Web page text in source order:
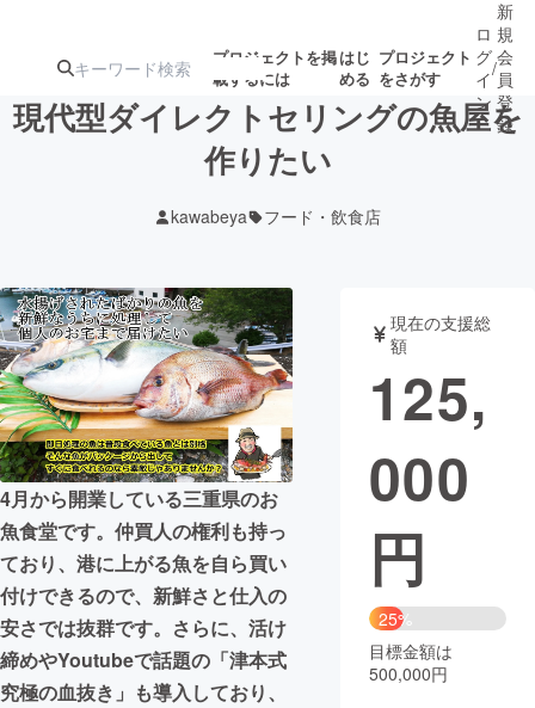
プロジェクトを掲
載するには
はじ
める
プロジェクト
をさがす
ジェクト
募集終了が近いプ
ロジェクト
アート・写真 音楽
テクノロジー・ガジェット ゲーム・サ
映像・映画
ビジネス・起業
まちづくり・地域活性化
CAMPFIRE for Social Good
CAMPFIRE Creation
CAMPFIREふるさと納税
コミュニティ
ロ
グ
イ
ン
/
新
規
会
員
登
録
現代型ダイレクトセリングの魚屋を
作りたい
kawabeya フード・飲食店
4月から開業している三重県のお
魚食堂です。仲買人の権利も持っ
ており、港に上がる魚を自ら買い
付けできるので、新鮮さと仕入の
安さでは抜群です。さらに、活け
締めやYoutubeで話題の「津本式
究極の血抜き」も導入しており、
現在の支援総
額
125,
000
円
25%
目標金額は
500,000円